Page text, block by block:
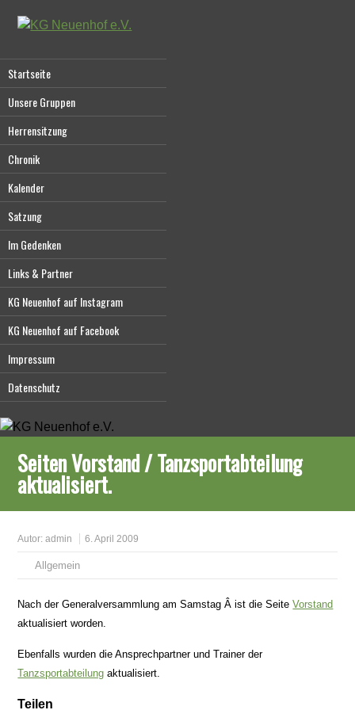
Startseite
Unsere Gruppen
Herrensitzung
Chronik
Kalender
Satzung
Im Gedenken
Links & Partner
KG Neuenhof auf Instagram
KG Neuenhof auf Facebook
Impressum
Datenschutz
Seiten Vorstand / Tanzsportabteilung
aktualisiert.
Autor:admin 6. April 2009
Allgemein
Nach der Generalversammlung am Samstag Â ist die SeiteVorstand
aktualisiert worden.
Ebenfalls wurden die Ansprechpartner und Trainer der
Tanzsportabteilung aktualisiert.
Teilen